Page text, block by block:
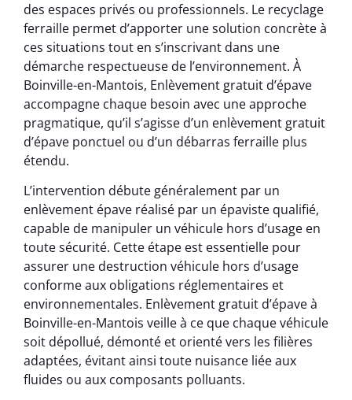
des espaces privés ou professionnels. Le recyclage
ferraille permet d’apporter une solution concrète à
ces situations tout en s’inscrivant dans une
démarche respectueuse de l’environnement. À
Boinville-en-Mantois, Enlèvement gratuit d’épave
accompagne chaque besoin avec une approche
pragmatique, qu’il s’agisse d’un enlèvement gratuit
d’épave ponctuel ou d’un débarras ferraille plus
étendu.
L’intervention débute généralement par un
enlèvement épave réalisé par un épaviste qualifié,
capable de manipuler un véhicule hors d’usage en
toute sécurité. Cette étape est essentielle pour
assurer une destruction véhicule hors d’usage
conforme aux obligations réglementaires et
environnementales. Enlèvement gratuit d’épave à
Boinville-en-Mantois veille à ce que chaque véhicule
soit dépollué, démonté et orienté vers les filières
adaptées, évitant ainsi toute nuisance liée aux
fluides ou aux composants polluants.